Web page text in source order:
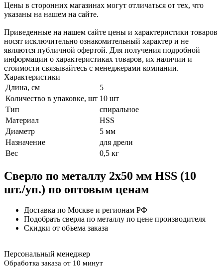
Цены в сторонних магазинах могут отличаться от тех, что
указаны на нашем на сайте.
Приведенные на нашем сайте цены и характеристики товаров
носят исключительно ознакомительный характер и не
являются публичной офертой. Для получения подробной
информации о характеристиках товаров, их наличии и
стоимости связывайтесь с менеджерами компании.
Характеристики
Длина, см
5
Количество в упаковке, шт 10 шт
Тип
спиральное
Материал
HSS
Диаметр
5 мм
Назначение
для дрели
Вес
0,5 кг
Сверло по металлу 2х50 мм HSS (10
шт./уп.) по оптовым ценам
Доставка по Москве и регионам РФ
Подобрать сверла по металлу по цене производителя
Скидки от объема заказа
Персональный менеджер
Обработка заказа от 10 минут